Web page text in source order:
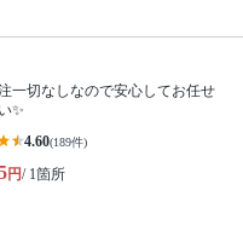
一切なしなので安心してお任せ
✨
4.60(189件)
円/ 1箇所